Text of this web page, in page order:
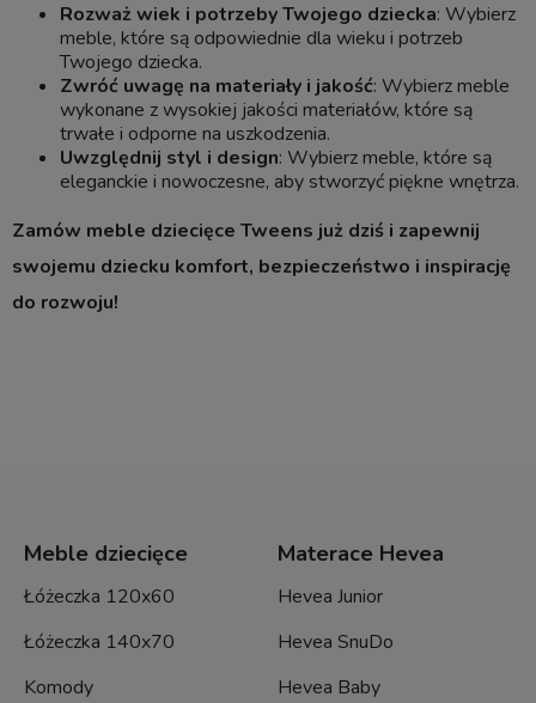
Rozważ wiek i potrzeby Twojego dziecka: Wybierz
meble, które są odpowiednie dla wieku i potrzeb
Twojego dziecka.
Zwróć uwagę na materiały i jakość: Wybierz meble
wykonane z wysokiej jakości materiałów, które są
trwałe i odporne na uszkodzenia.
Uwzględnij styl i design: Wybierz meble, które są
eleganckie i nowoczesne, aby stworzyć piękne wnętrza.
Zamów meble dziecięce Tweens już dziś i zapewnij
swojemu dziecku komfort, bezpieczeństwo i inspirację
do rozwoju!
Meble dziecięce
Łóżeczka 120x60
Łóżeczka 140x70
Komody
Materace Hevea
Hevea Junior
Hevea SnuDo
Hevea Baby